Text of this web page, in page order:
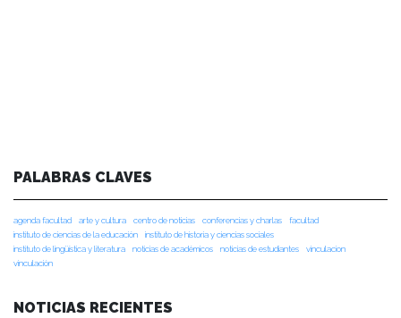
PALABRAS CLAVES
agenda facultad arte y cultura centro de noticias conferencias y charlas
facultad
instituto de ciencias de la educación
instituto de historia y ciencias sociales
instituto de lingüística y literatura
noticias de académicos noticias de estudiantes
vinculacion
vinculación
NOTICIAS RECIENTES